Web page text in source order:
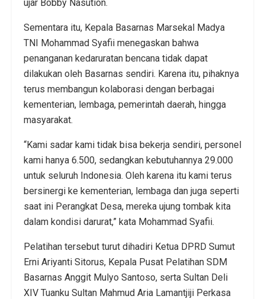
ujar Bobby Nasution.
Sementara itu, Kepala Basarnas Marsekal Madya
TNI Mohammad Syafii menegaskan bahwa
penanganan kedaruratan bencana tidak dapat
dilakukan oleh Basarnas sendiri. Karena itu, pihaknya
terus membangun kolaborasi dengan berbagai
kementerian, lembaga, pemerintah daerah, hingga
masyarakat.
“Kami sadar kami tidak bisa bekerja sendiri, personel
kami hanya 6.500, sedangkan kebutuhannya 29.000
untuk seluruh Indonesia. Oleh karena itu kami terus
bersinergi ke kementerian, lembaga dan juga seperti
saat ini Perangkat Desa, mereka ujung tombak kita
dalam kondisi darurat,” kata Mohammad Syafii.
Pelatihan tersebut turut dihadiri Ketua DPRD Sumut
Erni Ariyanti Sitorus, Kepala Pusat Pelatihan SDM
Basarnas Anggit Mulyo Santoso, serta Sultan Deli
XIV Tuanku Sultan Mahmud Aria Lamantjiji Perkasa